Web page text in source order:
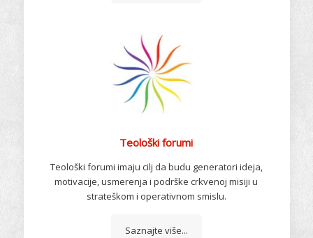
Teološki forumi
Teološki forumi imaju cilj da budu generatori ideja,
motivacije, usmerenja i podrške crkvenoj misiji u
strateškom i operativnom smislu.
Saznajte više...